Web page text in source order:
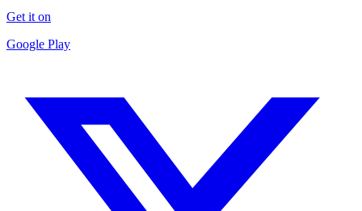
Get it on
Google Play